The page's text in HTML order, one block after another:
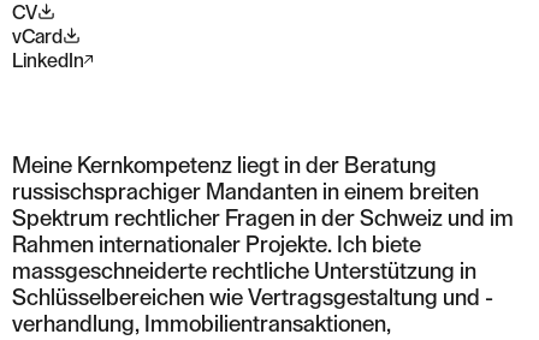
CV
vCard
LinkedIn
Meine Kernkompetenz liegt in der Beratung
russischsprachiger Mandanten in einem breiten
Spektrum rechtlicher Fragen in der Schweiz und im
Rahmen internationaler Projekte. Ich biete
massgeschneiderte rechtliche Unterstützung in
Schlüsselbereichen wie Vertragsgestaltung und -
verhandlung, Immobilientransaktionen,